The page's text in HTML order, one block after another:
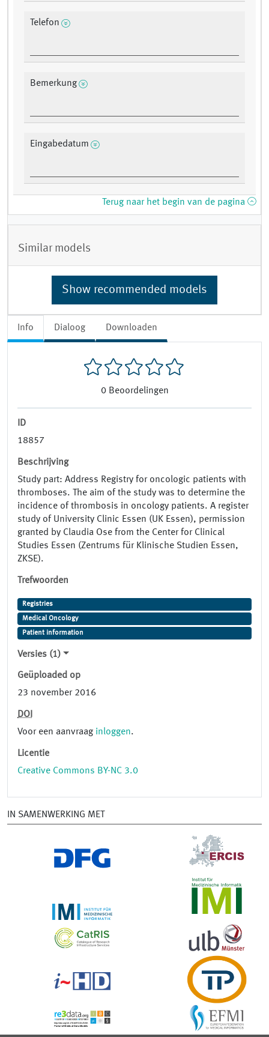
Info Dialoog Downloaden
0 Beoordelingen
ID
18857
Beschrijving
Study part: Address Registry for oncologic patients with
thromboses. The aim of the study was to determine the
incidence of thrombosis in oncology patients. A register
study of University Clinic Essen (UK Essen), permission
granted by Claudia Ose from the Center for Clinical
Studies Essen (Zentrums für Klinische Studien Essen,
ZKSE).
Trefwoorden
Registries
Medical Oncology
Patient information
Versies (1)
Geüploaded op
23 november 2016
DOI
Voor een aanvraag inloggen.
Licentie
Creative Commons BY-NC 3.0
Telefon
Bemerkung
Eingabedatum
Terug naar het begin van de pagina
Similar models
Show recommended models
IN SAMENWERKING MET